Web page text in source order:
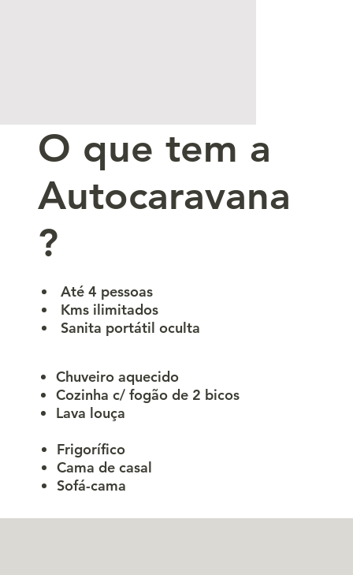
Até 4 pessoas
Kms ilimitados
Sanita portátil oculta
O que tem a
Autocaravana
?
​Chuveiro aquecido
Cozinha c/ fogão de 2 bicos
Lava louça
​​Frigorífico
Cama de casal
Sofá-cama